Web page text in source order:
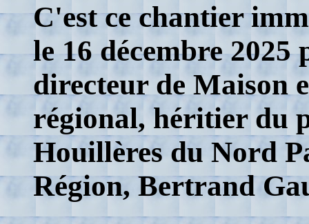
C'est ce chantier
le 16 décembre
directeur de Maison
régional, héritier du
Houillères du Nord
Région, Bertrand